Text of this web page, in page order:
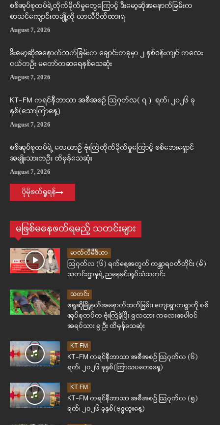
စစ်အုပ်စုတပ်ရဲ့တိုက်ခိုက်မှုတွေကြောင့် ဒီးမော့ဆိုအနောက်ခြမ်းက
စာသင်ကျောင်းတချို့ကို ယာယီပိတ်ထားရ
August 7, 2026
ဒီးမော့ဆိုအနောက်ဘက်ခြမ်းက ချောင်းတခုမှာ ၂ နှစ်ဝန်းကျင် ကလေး
ငယ်တဦး မတော်တဆရေနစ်သေဆုံး
August 7, 2026
KT-FM ကရင်နီဘာသာ အစီအစဉ် ဩဂုတ်လ( ၇ ) ရက်၊ ၂၀၂၆ ခု
နှစ်(သောကြာနေ့)
August 7, 2026
စစ်အုပ်စုတပ်ရဲ့ လေယာဉ် ဗုံးကြဲတိုက်ခိုက်မှုကြောင့် စစ်ဘေးရှောင်
အမျိုးသားတဦး ထိမှန်သေဆုံး
August 7, 2026
ပိုမိုဖတ်ရှုရန်
မဖြစ်မနေဖတ်ရမည့် သတင်းများ
မာလ်တီမီဒီယာ
ဩဂုတ်လ (၆) ရက်နေ့အတွက် ကန္တာရဝတီတိုင်း (မ်)
သတင်းဌာနရဲ့ ညနေခင်းရုပ်သံသတင်း
သတင်း
ဖရူဆိုမြို့နယ်အနောက်ဘက်ခြမ်း၊ ကျေးရွာတရွာကို စစ်
အုပ်စုတပ်က ဗုံးကြဲခဲ့ပြီး ၅လသား ကလေးအပါဝင်
အရပ်သား ၅ ဦး ထိမှန်သေဆုံး
KT FM
KT-FM ကရင်နီဘာသာ အစီအစဉ် ဩဂုတ်လ (၆)
ရက်၊ ၂၀၂၆ ခုနှစ်(ကြာသပတေးနေ့)
KT FM
KT-FM ကရင်နီဘာသာ အစီအစဉ် ဩဂုတ်လ (၅)
ရက်၊ ၂၀၂၆ ခုနှစ်(ဗုဒ္ဓဟူးနေ့)